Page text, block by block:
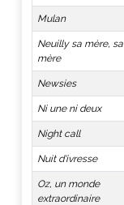
Mulan
Neuilly sa mère, sa
mère
Newsies
Ni une ni deux
Night call
Nuit d'ivresse
Oz, un monde
extraordinaire